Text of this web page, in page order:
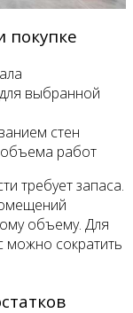
покупке
выбранной
стен
объема работ
требует запаса.
объему. Для
можно сократить